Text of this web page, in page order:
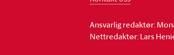
Ansvarlig redaktør:
Nettredaktør: Lars